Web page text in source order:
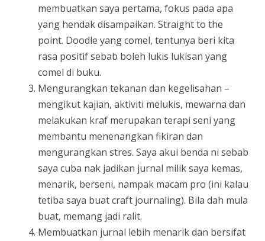
membuatkan saya pertama, fokus pada apa
yang hendak disampaikan. Straight to the
point. Doodle yang comel, tentunya beri kita
rasa positif sebab boleh lukis lukisan yang
comel di buku.
Mengurangkan tekanan dan kegelisahan –
mengikut kajian, aktiviti melukis, mewarna dan
melakukan kraf merupakan terapi seni yang
membantu menenangkan fikiran dan
mengurangkan stres. Saya akui benda ni sebab
saya cuba nak jadikan jurnal milik saya kemas,
menarik, berseni, nampak macam pro (ini kalau
tetiba saya buat craft journaling). Bila dah mula
buat, memang jadi ralit.
Membuatkan jurnal lebih menarik dan bersifat